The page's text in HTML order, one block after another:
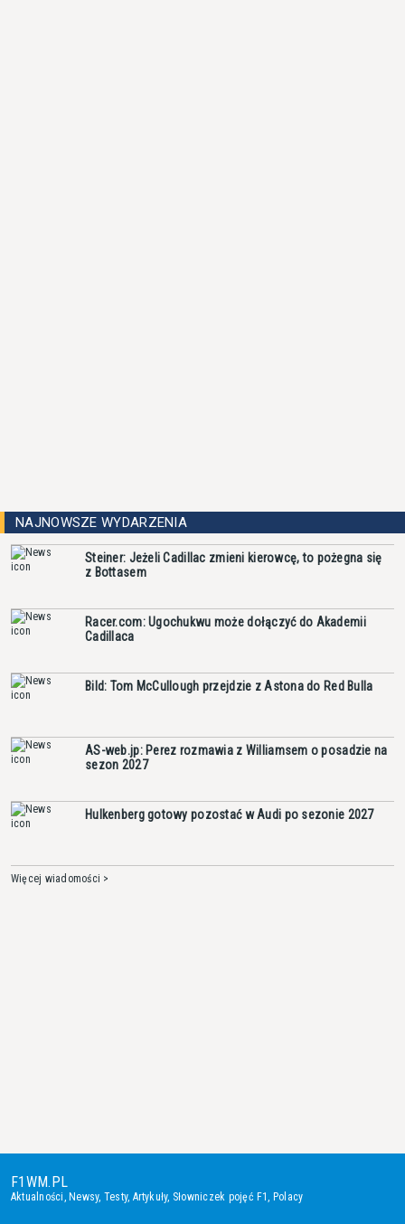
NAJNOWSZE WYDARZENIA
Steiner: Jeżeli Cadillac zmieni kierowcę, to pożegna się
z Bottasem
Racer.com: Ugochukwu może dołączyć do Akademii
Cadillaca
Bild: Tom McCullough przejdzie z Astona do Red Bulla
AS-web.jp: Perez rozmawia z Williamsem o posadzie na
sezon 2027
Hulkenberg gotowy pozostać w Audi po sezonie 2027
Więcej wiadomości >
F1WM.PL
Aktualności, Newsy, Testy, Artykuły, Słowniczek pojęć F1, Polacy